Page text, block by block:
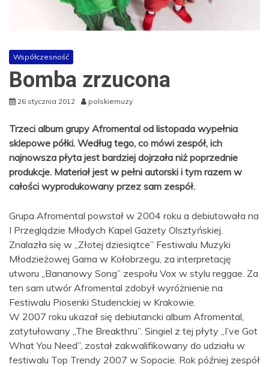
Współczesność
Bomba zrzucona
26 stycznia 2012 polskiemuzy
Trzeci album grupy Afromental od listopada wypełnia
sklepowe półki. Według tego, co mówi zespół, ich
najnowsza płyta jest bardziej dojrzała niż poprzednie
produkcje. Materiał jest w pełni autorski i tym razem w
całości wyprodukowany przez sam zespół.
Grupa Afromental powstał w 2004 roku a debiutowała na
I Przeglądzie Młodych Kapel Gazety Olsztyńskiej.
Znalazła się w „Złotej dziesiątce” Festiwalu Muzyki
Młodzieżowej Gama w Kołobrzegu, za interpretację
utworu „Bananowy Song” zespołu Vox w stylu reggae. Za
ten sam utwór Afromental zdobył wyróżnienie na
Festiwalu Piosenki Studenckiej w Krakowie.
W 2007 roku ukazał się debiutancki album Afromental,
zatytułowany „The Breakthru”. Singiel z tej płyty „I’ve Got
What You Need”, został zakwalifikowany do udziału w
festiwalu Top Trendy 2007 w Sopocie. Rok później zespół